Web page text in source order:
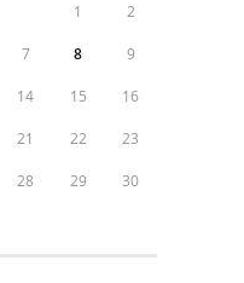
1 2
7 8 9
14 15 16
21 22 23
28 29 30